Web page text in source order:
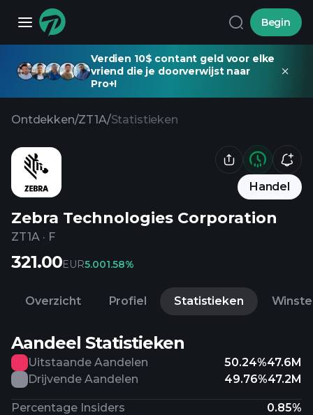
Begin
Verdien 10$ contant geld voor elke
vriend die je doorverwijst naar
Pro+!
Ontdekken/ZT1A/Statistieken
Handel
Zebra Technologies Corporation
ZT1A · F
321.00EUR5.001.58%
Overzicht Profiel Statistieken
Aandeel Statistieken
Uitstaande Aandelen 50.24%47.6M
Drijvende Aandelen
49.76%47.2M
Percentage Insiders
0.85%